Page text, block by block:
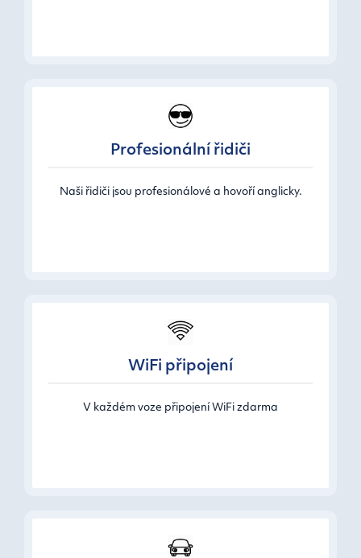
Profesionální řidiči
Naši řidiči jsou profesionálové a hovoří anglicky.
WiFi připojení
V každém voze připojení WiFi zdarma